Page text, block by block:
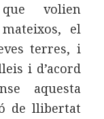
volien
el
terres, i
i d’acord
aquesta
de llibertat